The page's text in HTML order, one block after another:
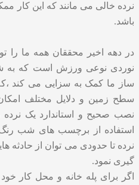
نرده خالی می مانند که این کار
باشد.
در دهه اخیر محققان همه ما را
نوردی نوعی ورزش است که
ساز ما کمک به سزایی می کند ،که
سطح زمین و دلایل مختلف
نصب صحیح و استاندارد یک
استفاده از برچسب های شب
نرده تا حدودی می توان از حادثه
گیری نمود.
اگر برای پله خانه و محل کار